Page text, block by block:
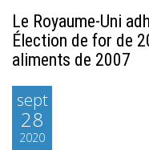
Le Royaume-Uni
Élection de for de
aliments de 2007
sept
28
2020